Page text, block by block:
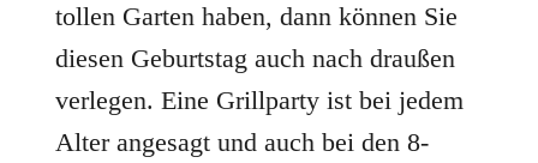
tollen Garten haben, dann können Sie
diesen Geburtstag auch nach draußen
verlegen. Eine Grillparty ist bei jedem
Alter angesagt und auch bei den 8-